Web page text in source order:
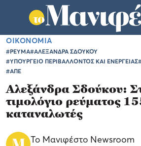
ΟΙΚΟΝΟΜΙΑ
#ΡΕΥΜΑ#ΑΛΕΞΑΝΔΡΑ ΣΔΟΥΚΟΥ
#ΥΠΟΥΡΓΕΙΟ ΠΕΡΙΒΑΛΛΟΝΤΟΣ ΚΑΙ ΕΝΕΡΓΕΙΑΣ
#ΑΠΕ
Αλεξάνδρα Σδούκου:
τιμολόγιο ρεύματος
καταναλωτές
Το Μανιφέστο Newsroom